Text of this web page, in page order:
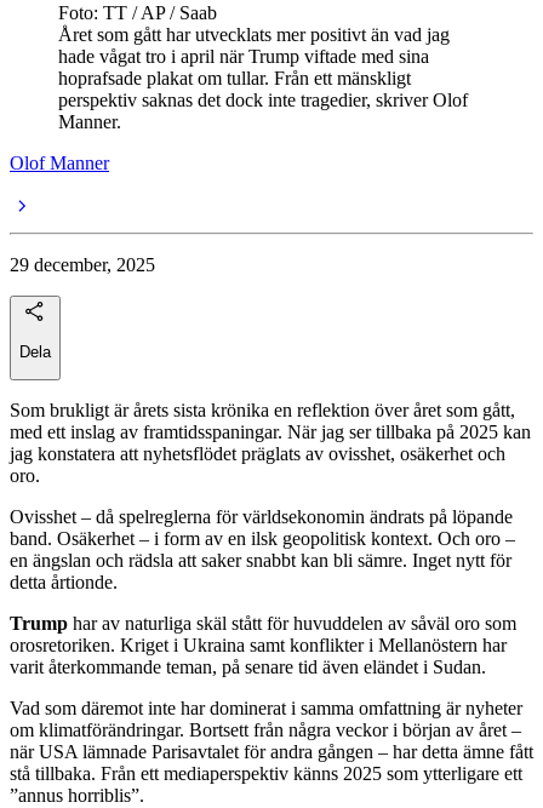
Foto: TT / AP / Saab
Året som gått har utvecklats mer positivt än vad jag
hade vågat tro i april när Trump viftade med sina
hoprafsade plakat om tullar. Från ett mänskligt
perspektiv saknas det dock inte tragedier, skriver Olof
Manner.
Olof Manner
29 december, 2025
Dela
Som brukligt är årets sista krönika en reflektion över året som gått,
med ett inslag av framtidsspaningar. När jag ser tillbaka på 2025 kan
jag konstatera att nyhetsflödet präglats av ovisshet, osäkerhet och
oro.
Ovisshet – då spelreglerna för världsekonomin ändrats på löpande
band. Osäkerhet – i form av en ilsk geopolitisk kontext. Och oro –
en ängslan och rädsla att saker snabbt kan bli sämre. Inget nytt för
detta årtionde.
Trump har av naturliga skäl stått för huvuddelen av såväl oro som
orosretoriken. Kriget i Ukraina samt konflikter i Mellanöstern har
varit återkommande teman, på senare tid även eländet i Sudan.
Vad som däremot inte har dominerat i samma omfattning är nyheter
om klimatförändringar. Bortsett från några veckor i början av året –
när USA lämnade Parisavtalet för andra gången – har detta ämne fått
stå tillbaka. Från ett mediaperspektiv känns 2025 som ytterligare ett
”annus horriblis”.